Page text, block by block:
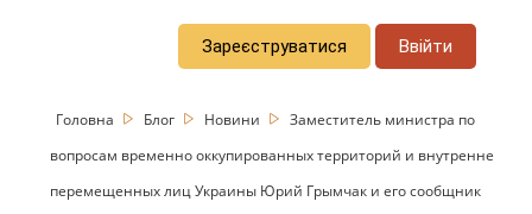
Зареєструватися Ввійти
Головна Блог Новини
Заместитель министра по
вопросам временно оккупированных территорий и внутренне
перемещенных лиц Украины Юрий Грымчак и его сообщник